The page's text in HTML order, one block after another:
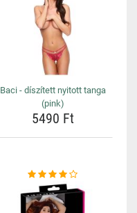
Baci - díszített nyitott tanga
(pink)
5490 Ft